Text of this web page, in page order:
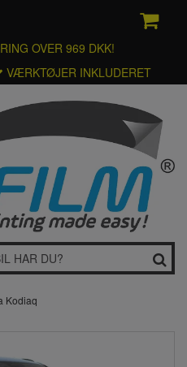
OVER 969 DKK!
VÆRKTØJER INKLUDERET
Kodiaq